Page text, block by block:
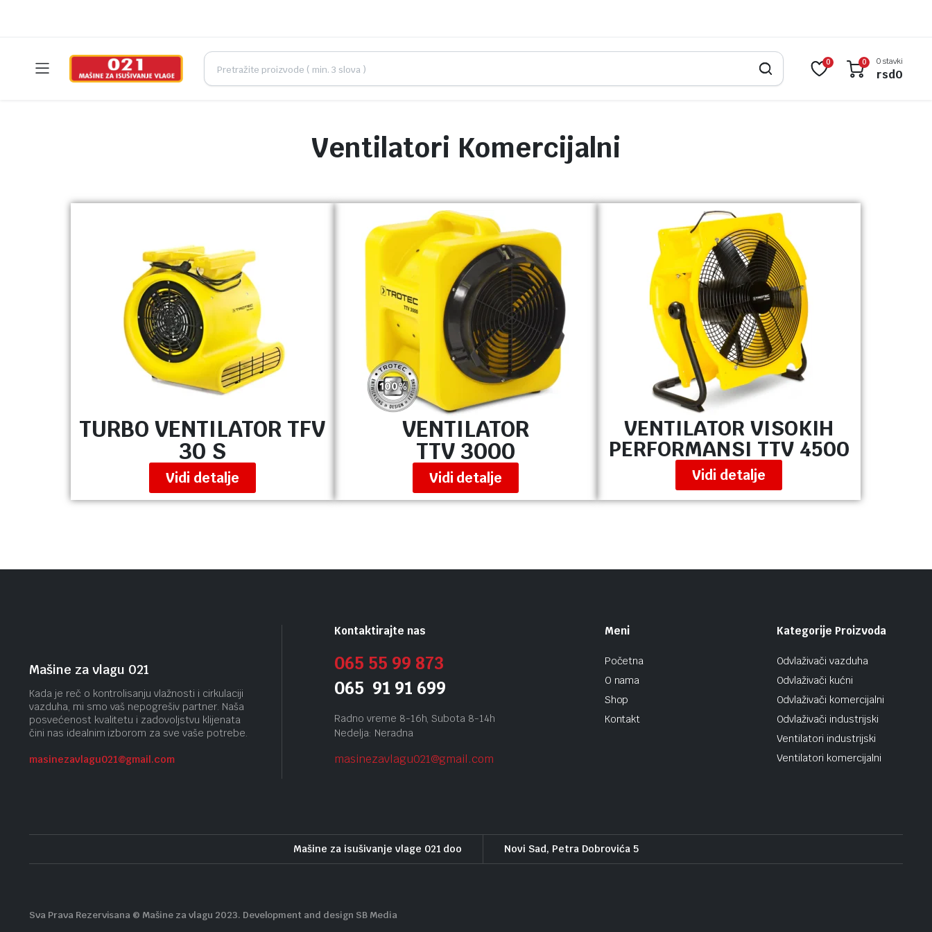
0 0 0 stavki
rsd0
Ventilatori Komercijalni
TURBO VENTILATOR TFV
30 S
Vidi detalje
VENTILATOR
TTV 3000
Vidi detalje
VENTILATOR VISOKIH
PERFORMANSI TTV 4500
Vidi detalje
Mašine za vlagu 021
Kada je reč o kontrolisanju vlažnosti i cirkulaciji
vazduha, mi smo vaš nepogrešiv partner. Naša
posvećenost kvalitetu i zadovoljstvu klijenata
čini nas idealnim izborom za sve vaše potrebe.
masinezavlagu021@gmail.com
Kontaktirajte nas
065 55 99 873
065 91 91 699
Radno vreme 8-16h, Subota 8-14h
Nedelja: Neradna
masinezavlagu021@gmail.com
Meni
Početna
O nama
Shop
Kontakt
Kategorije Proizvoda
Odvlaživači vazduha
Odvlaživači kućni
Odvlaživači komercijalni
Odvlaživači industrijski
Ventilatori industrijski
Ventilatori komercijalni
Mašine za isušivanje vlage 021 doo Novi Sad, Petra Dobrovića 5
Sva Prava Rezervisana © Mašine za vlagu 2023. Development and design SB Media